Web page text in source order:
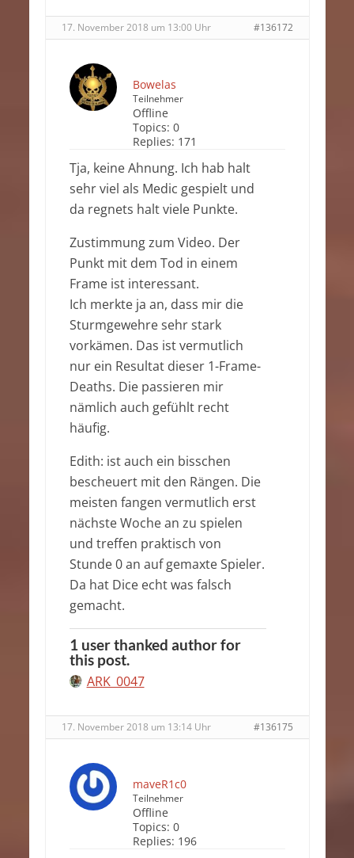
17. November 2018 um 13:00 Uhr #136172
Bowelas
Teilnehmer
Offline
Topics: 0
Replies: 171
Tja, keine Ahnung. Ich hab halt
sehr viel als Medic gespielt und
da regnets halt viele Punkte.
Zustimmung zum Video. Der
Punkt mit dem Tod in einem
Frame ist interessant.
Ich merkte ja an, dass mir die
Sturmgewehre sehr stark
vorkämen. Das ist vermutlich
nur ein Resultat dieser 1-Frame-
Deaths. Die passieren mir
nämlich auch gefühlt recht
häufig.
Edith: ist auch ein bisschen
bescheuert mit den Rängen. Die
meisten fangen vermutlich erst
nächste Woche an zu spielen
und treffen praktisch von
Stunde 0 an auf gemaxte Spieler.
Da hat Dice echt was falsch
gemacht.
1 user thanked author for
this post.
ARK_0047
17. November 2018 um 13:14 Uhr #136175
maveR1c0
Teilnehmer
Offline
Topics: 0
Replies: 196